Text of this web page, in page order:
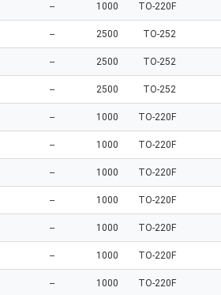
TO-220F
1000
--
TO-252
2500
--
TO-252
2500
--
TO-252
2500
--
TO-220F
1000
--
TO-220F
1000
--
TO-220F
1000
--
TO-220F
1000
--
TO-220F
1000
--
TO-220F
1000
--
TO-220F
1000
--